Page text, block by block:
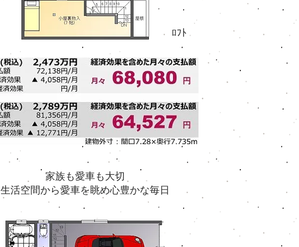
ﾛﾌﾄ
家族も愛車も大切
生活空間から愛車を眺め心豊かな毎日